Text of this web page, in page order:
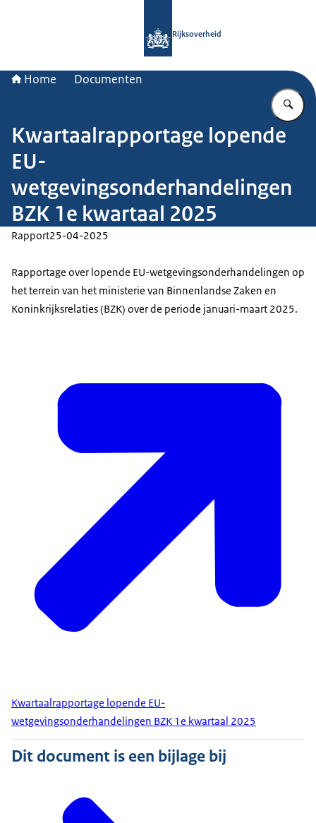
Rijksoverheid
Home Documenten
Kwartaalrapportage lopende
EU-
wetgevingsonderhandelingen
BZK 1e kwartaal 2025
Rapport25-04-2025
Rapportage over lopende EU-wetgevingsonderhandelingen op
het terrein van het ministerie van Binnenlandse Zaken en
Koninkrijksrelaties (BZK) over de periode januari-maart 2025.
Kwartaalrapportage lopende EU-
wetgevingsonderhandelingen BZK 1e kwartaal 2025
Dit document is een bijlage bij